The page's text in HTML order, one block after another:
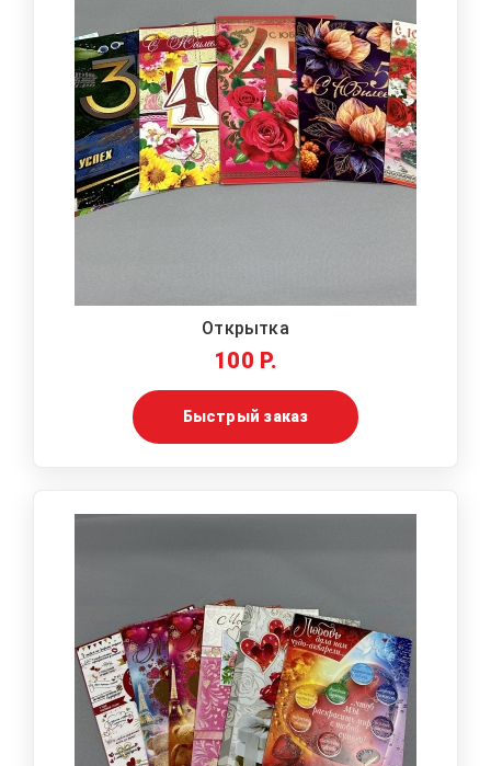
Открытка
100 Р.
Быстрый заказ